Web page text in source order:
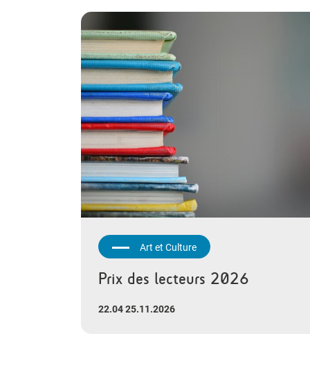
Art et Culture
Prix des lecteurs 2026
22.04 25.11.2026